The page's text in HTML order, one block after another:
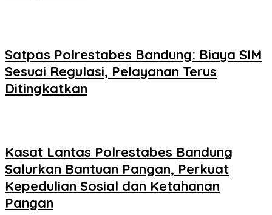
Satpas Polrestabes Bandung: Biaya SIM
Sesuai Regulasi, Pelayanan Terus
Ditingkatkan
Kasat Lantas Polrestabes Bandung
Salurkan Bantuan Pangan, Perkuat
Kepedulian Sosial dan Ketahanan
Pangan